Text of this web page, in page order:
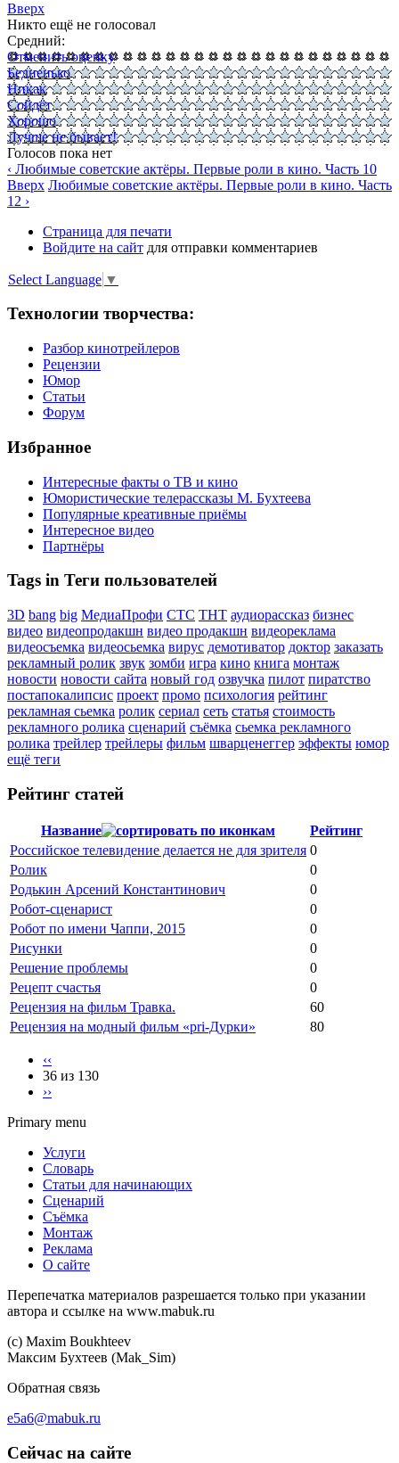
Вверх
Никто ещё не голосовал
Средний:
Отменить оценку
Бедненько
Никак
Сойдёт
Хорошо
Лучше не бывает!
Голосов пока нет
‹ Любимые советские актёры. Первые роли в кино. Часть 10
Вверх Любимые советские актёры. Первые роли в кино. Часть
12 ›
Страница для печати
Войдите на сайт для отправки комментариев
Select Language ▼
Технологии творчества:
Разбор кинотрейлеров
Рецензии
Юмор
Статьи
Форум
Избранное
Интересные факты о ТВ и кино
Юмористические телерассказы М. Бухтеева
Популярные креативные приёмы
Интересное видео
Партнёры
Tags in Теги пользователей
3D bang big МедиаПрофи СТС ТНТ аудиорассказ бизнес
видео видеопродакшн видео продакшн видеореклама
видеосъемка видеосьемка вирус демотиватор доктор заказать
рекламный ролик звук зомби игра кино книга монтаж
новости новости сайта новый год озвучка пилот пиратство
постапокалипсис проект промо психология рейтинг
рекламная сьемка ролик сериал сеть статья стоимость
рекламного ролика сценарий съёмка сьемка рекламного
ролика трейлер трейлеры фильм шварценеггер эффекты юмор
ещё теги
Рейтинг статей
Название
Рейтинг
Российское телевидение делается не для зрителя 0
Ролик
0
Родькин Арсений Константинович
0
Робот-сценарист
0
Робот по имени Чаппи, 2015
0
Рисунки
0
Решение проблемы
0
Рецепт счастья
0
Рецензия на фильм Травка.
60
Рецензия на модный фильм «pri-Дурки»
80
‹‹
36 из 130
››
Primary menu
Услуги
Словарь
Статьи для начинающих
Сценарий
Съёмка
Монтаж
Реклама
О сайте
Перепечатка материалов разрешается только при указании
автора и ссылке на www.mabuk.ru
(c) Maхim Boukhteev
Максим Бухтеев (Mak_Sim)
Обратная связь
e5a6@mabuk.ru
Сейчас на сайте